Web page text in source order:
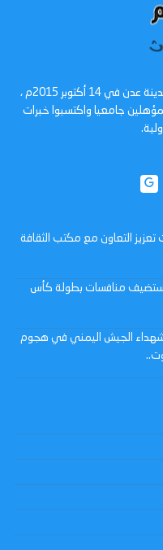
عدن تايم - صحيفة الكترونية تأسست في مدينة عدن في 14 أكتوبر 2015م ،
جامعيا واكتسبوا خبرات
تعزيز التعاون مع مكتب الثقافة
تستضيف منافسات بطولة كأس
الجيش اليمني في هجوم